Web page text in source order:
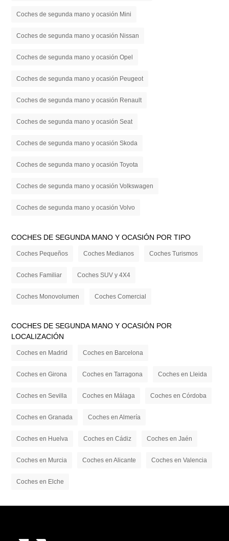
Coches de segunda mano y ocasión Mini
Coches de segunda mano y ocasión Nissan
Coches de segunda mano y ocasión Opel
Coches de segunda mano y ocasión Peugeot
Coches de segunda mano y ocasión Renault
Coches de segunda mano y ocasión Seat
Coches de segunda mano y ocasión Skoda
Coches de segunda mano y ocasión Toyota
Coches de segunda mano y ocasión Volkswagen
Coches de segunda mano y ocasión Volvo
COCHES DE SEGUNDA MANO Y OCASIÓN POR TIPO
Coches Pequeños Coches Medianos Coches Turismos
Coches Familiar Coches SUV y 4X4
Coches Monovolumen Coches Comercial
COCHES DE SEGUNDA MANO Y OCASIÓN POR
LOCALIZACIÓN
Coches en Madrid Coches en Barcelona
Coches en Girona Coches en Tarragona Coches en Lleida
Coches en Sevilla Coches en Málaga Coches en Córdoba
Coches en Granada Coches en Almería
Coches en Huelva Coches en Cádiz Coches en Jaén
Coches en Murcia Coches en Alicante Coches en Valencia
Coches en Elche